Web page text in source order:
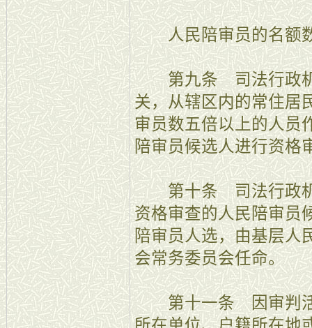
人民陪审员的名额数
第九条 司法行政机
关，从辖区内的常住居
审员数五倍以上的人员
陪审员候选人进行资格
第十条 司法行政机
资格审查的人民陪审员
陪审员人选，由基层人
会常务委员会任命。
第十一条 因审判活